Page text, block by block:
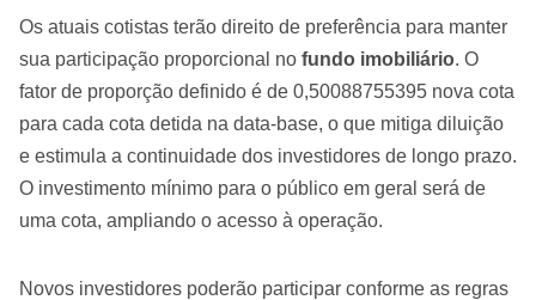
Os atuais cotistas terão direito de preferência para manter
sua participação proporcional no fundo imobiliário. O
fator de proporção definido é de 0,50088755395 nova cota
para cada cota detida na data-base, o que mitiga diluição
e estimula a continuidade dos investidores de longo prazo.
O investimento mínimo para o público em geral será de
uma cota, ampliando o acesso à operação.
Novos investidores poderão participar conforme as regras